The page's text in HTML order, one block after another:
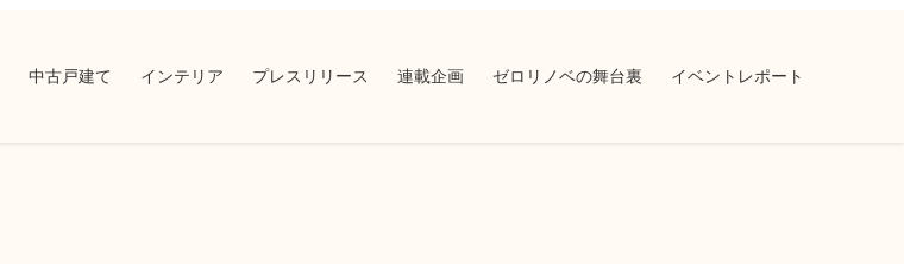
中古戸建て インテリア プレスリリース 連載企画 ゼロリノベの舞台裏 イベントレポート